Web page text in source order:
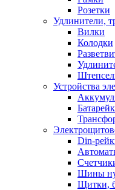
Розетки
Удлинители,
Вилки
Колодки
Устройства
Din-
Шины
Щитки,